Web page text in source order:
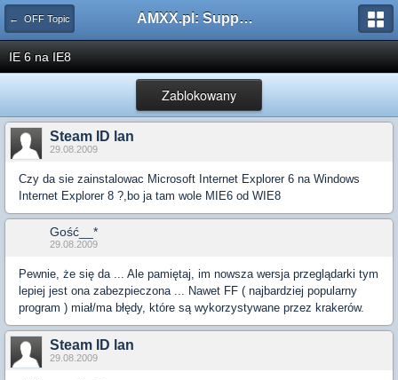
← OFF Topic AMXX.pl: Support AMX Mod X i SourceMod
IE 6 na IE8
Zablokowany
Steam ID lan
29.08.2009
Czy da sie zainstalowac Microsoft Internet Explorer 6 na Windows
Internet Explorer 8 ?,bo ja tam wole MIE6 od WIE8
Gość__*
29.08.2009
Pewnie, że się da ... Ale pamiętaj, im nowsza wersja przeglądarki tym
lepiej jest ona zabezpieczona ... Nawet FF ( najbardziej popularny
program ) miał/ma błędy, które są wykorzystywane przez krakerów.
Steam ID lan
29.08.2009